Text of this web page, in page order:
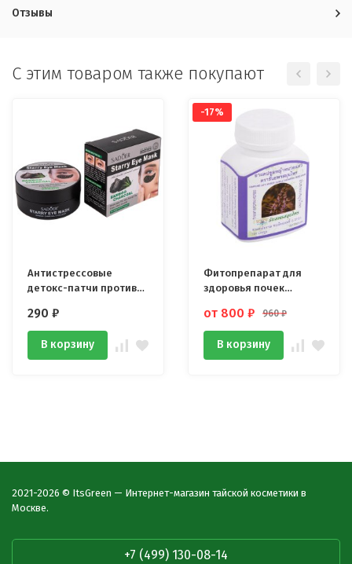
Отзывы
C этим товаром также покупают
Антистрессовые
детокс-патчи против
бамбуковым углём
Sadoer, 60 шт
290 ₽
В корзину
-17%
Фитопрепарат для
здоровья почек
от 800 ₽ 960₽
В корзину
2021-2026 © ItsGreen — Интернет-магазин тайской косметики в
Москве.
+7 (499) 130-08-14